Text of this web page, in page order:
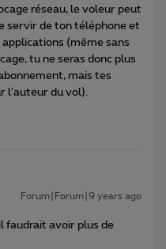
réseau, le voleur peut
servir de ton téléphone et
(même sans
tu ne seras donc plus
mais tes
l'auteur du vol).
Forum|Forum|9 years ago
faudrait avoir plus de